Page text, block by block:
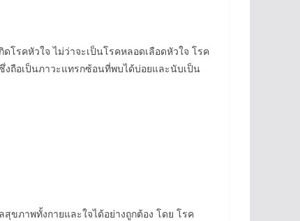
โรคหัวใจ ไม่ว่าจะเป็นโรคหลอดเลือดหัวใจ โรค
งถือเป็นภาวะแทรกซ้อนที่พบได้บ่อยและนับเป็น
ขภาพทั้งกายและใจได้อย่างถูกต้อง โดย โรค